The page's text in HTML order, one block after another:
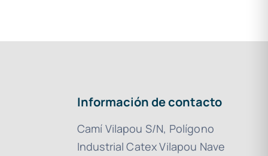
Información de contacto
Camí Vilapou S/N, Polígono
Industrial Catex Vilapou Nave